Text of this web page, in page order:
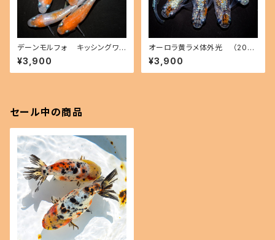
デーンモルフォ キッシングワイ
ドフィン（2026年産まれ） オス2
メス2(現物出品) ikahoff B-0
714-51291-a
¥3,900
オーロラ黄ラメ体外光 （2026
年産まれ） オス2 メス4(現物出
品) ikahoff C-0804-51547-
a
¥3,900
セール中の商品